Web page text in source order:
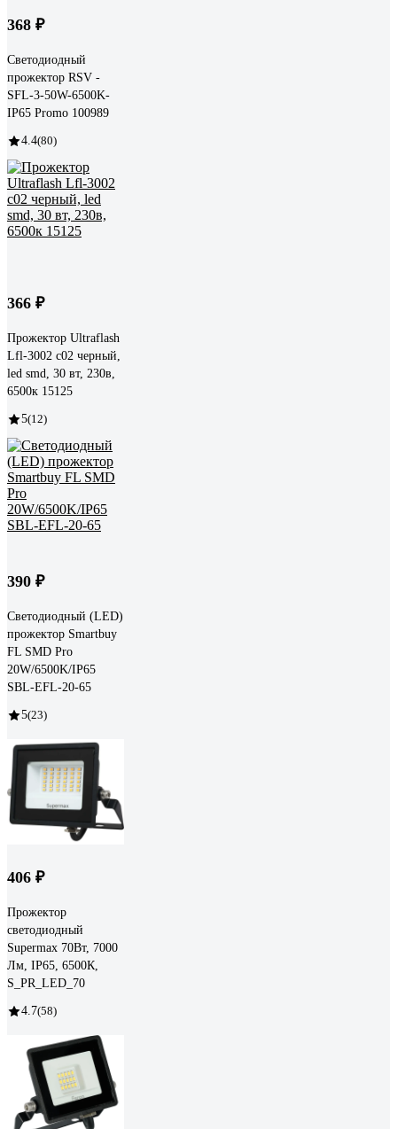
368 ₽
Светодиодный
прожектор RSV -
SFL-3-50W-6500K-
IP65 Promo 100989
4.4(80)
366 ₽
Прожектор Ultraflash
Lfl-3002 c02 черный,
led smd, 30 вт, 230в,
6500к 15125
5(12)
390 ₽
Светодиодный (LED)
прожектор Smartbuy
FL SMD Pro
20W/6500K/IP65
SBL-EFL-20-65
5(23)
406 ₽
Прожектор
светодиодный
Supermax 70Вт, 7000
Лм, IP65, 6500К,
S_PR_LED_70
4.7(58)